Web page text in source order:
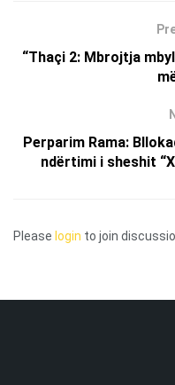
“Thaçi 2: Mbrojtja
Perparim Rama:
ndërtimi i sheshit
Please login to join